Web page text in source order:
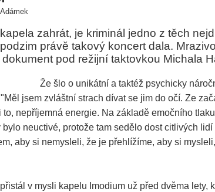
zahrát, je kriminál jedno z těch
právě takový koncert dala.
pod režijní taktovkou Michala
Že šlo o unikátní a taktéž psychicky
jsem zvláštní strach dívat se jim do očí. Ze
to, nepříjemná energie. Na základě emočního
neuctivé, protože tam sedělo dost citlivých
aby si nemysleli, že je přehlížíme, aby si
v mysli kapelu Imodium už před dvěma lety,